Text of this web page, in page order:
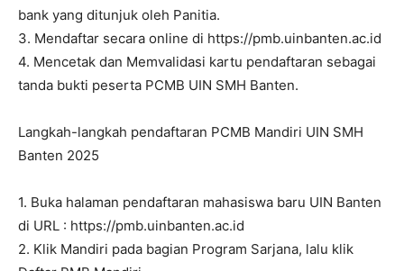
bank yang ditunjuk oleh Panitia.
3. Mendaftar secara online di https://pmb.uinbanten.ac.id
4. Mencetak dan Memvalidasi kartu pendaftaran sebagai
tanda bukti peserta PCMB UIN SMH Banten.
Langkah-langkah pendaftaran PCMB Mandiri UIN SMH
Banten 2025
1. Buka halaman pendaftaran mahasiswa baru UIN Banten
di URL : https://pmb.uinbanten.ac.id
2. Klik Mandiri pada bagian Program Sarjana, lalu klik